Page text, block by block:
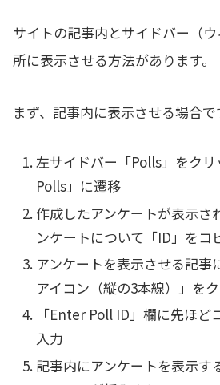
サイトの記事内とサイドバー（
所に表示させる方法があります。
まず、記事内に表示させる場合で
左サイドバー「Polls」をク
Polls」に遷移
作成したアンケートが表示さ
ンケートについて「ID」をコ
アンケートを表示させる記事
アイコン（縦の3本線）」を
「Enter Poll ID」欄に先ほど
入力
記事内にアンケートを表示す